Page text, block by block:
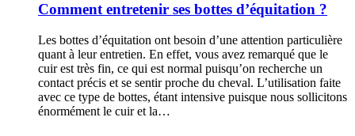
Comment entretenir ses bottes d’équitation ?
Les bottes d’équitation ont besoin d’une attention particulière
quant à leur entretien. En effet, vous avez remarqué que le
cuir est très fin, ce qui est normal puisqu’on recherche un
contact précis et se sentir proche du cheval. L’utilisation faite
avec ce type de bottes, étant intensive puisque nous sollicitons
énormément le cuir et la…